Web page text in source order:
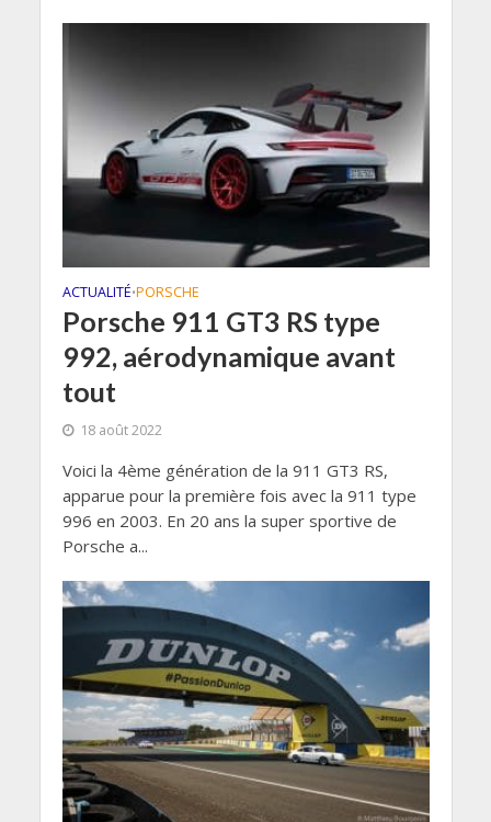
ACTUALITÉ•PORSCHE
Porsche 911 GT3 RS type
992, aérodynamique avant
tout
18 août 2022
Voici la 4ème génération de la 911 GT3 RS,
apparue pour la première fois avec la 911 type
996 en 2003. En 20 ans la super sportive de
Porsche a...